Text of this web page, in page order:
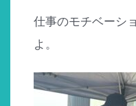
仕事のモチベーシ
よ。